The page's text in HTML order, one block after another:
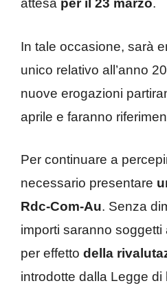
attesa per il 23 marzo.
In tale occasione, sarà
unico relativo all’anno
nuove erogazioni
aprile e faranno
Per continuare a
necessario presentare
Rdc-Com-Au. Senza
importi saranno
per effetto della
introdotte dalla Legge di